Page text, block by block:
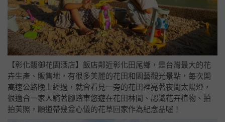
【彰化馥御花園酒店】飯店鄰近彰化田尾鄉，是台灣最大的花
卉生產、販售地，有很多美麗的花田和園藝觀光景點，每次開
高速公路晚上經過，就會看見一旁的花田裡亮著夜間太陽燈，
很適合一家人騎著腳踏車悠遊在花田林間、認識花卉植物、拍
拍美照，順道帶幾盆心儀的花草回家作為紀念品喔！